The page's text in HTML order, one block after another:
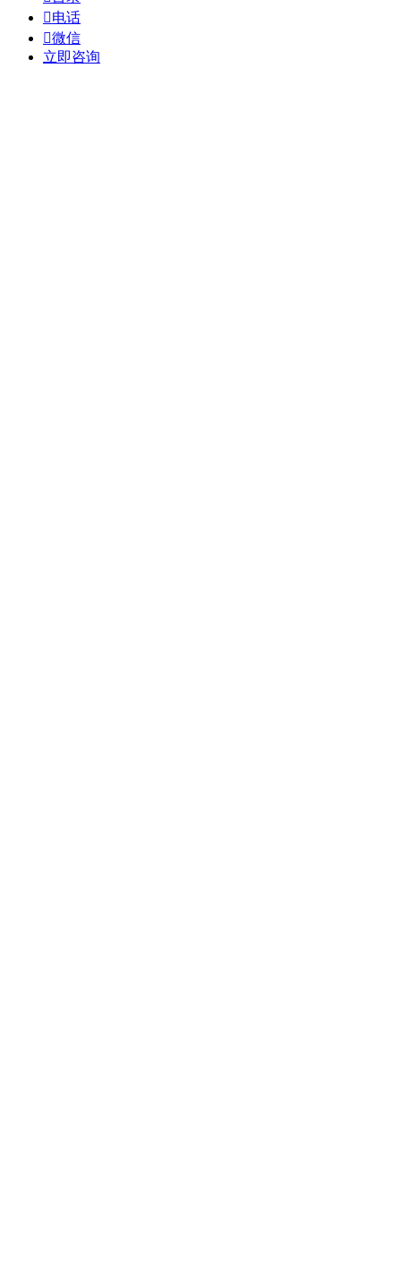
电话
微信
立即咨询